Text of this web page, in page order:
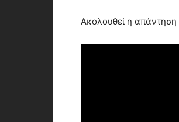
Ακολουθεί η απάντηση